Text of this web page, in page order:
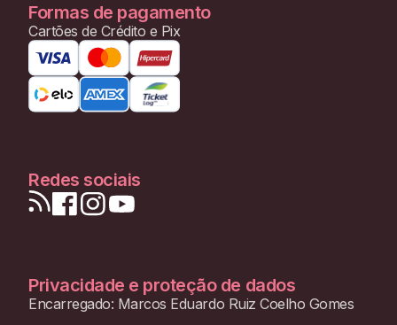
Formas de pagamento
Cartões de Crédito e Pix
Redes sociais
Privacidade e proteção de dados
Encarregado: Marcos Eduardo Ruiz Coelho Gomes